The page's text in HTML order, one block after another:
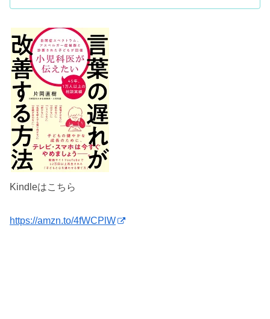
Kindleはこちら
https://amzn.to/4fWCPlW